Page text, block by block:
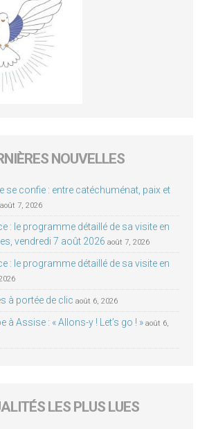
NOUVELLES
se confie : entre catéchuménat, paix et
août 7, 2026
: le programme détaillé de sa visite en
vendredi 7 août 2026 août 7, 2026
: le programme détaillé de sa visite en
à portée de clic août 6, 2026
à Assise : « Allons-y ! Let’s go ! » août 6,
LES PLUS LUES